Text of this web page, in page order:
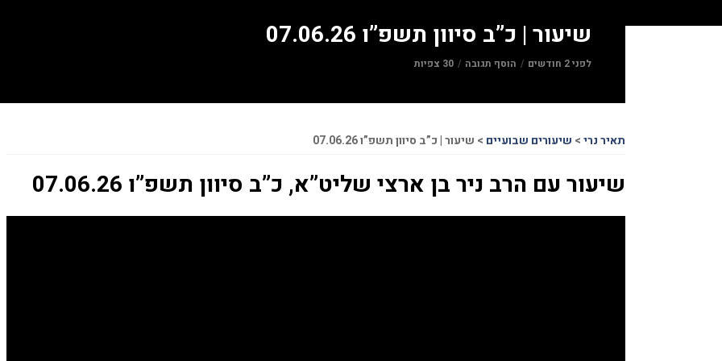
ט
שיעור | כ”ב סיוון תשפ”ו 07.06.26
לפני 2 חודשים הוסף תגובה 30 צפיות
תאיר נרי> שיעורים שבועיים > שיעור | כ”ב סיוון תשפ”ו 07.06.26
שיעור עם הרב ניר בן ארצי שליט”א, כ”ב סיוון תשפ”ו 07.06.26